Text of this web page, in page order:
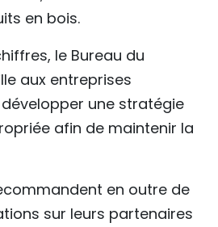
en bois.
le Bureau du
aux entreprises
une stratégie
afin de maintenir la
en outre de
sur leurs partenaires